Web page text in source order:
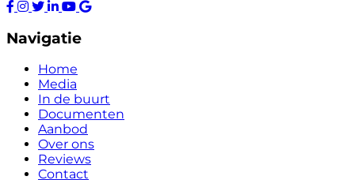
Navigatie
Home
Media
In de buurt
Documenten
Aanbod
Over ons
Reviews
Contact